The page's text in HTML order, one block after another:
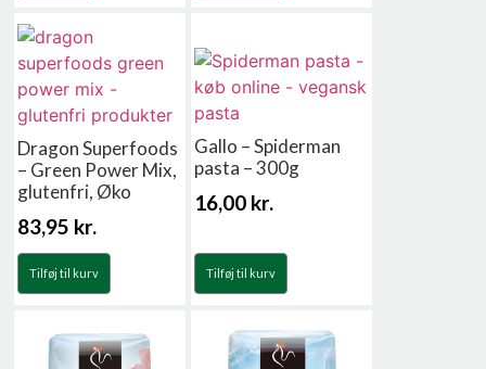
Dragon Superfoods
– Green Power Mix,
glutenfri, Øko
83,95 kr.
Tilføj til kurv
Gallo – Spiderman
pasta – 300g
16,00 kr.
Tilføj til kurv